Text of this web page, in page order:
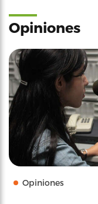
Opiniones
Opiniones